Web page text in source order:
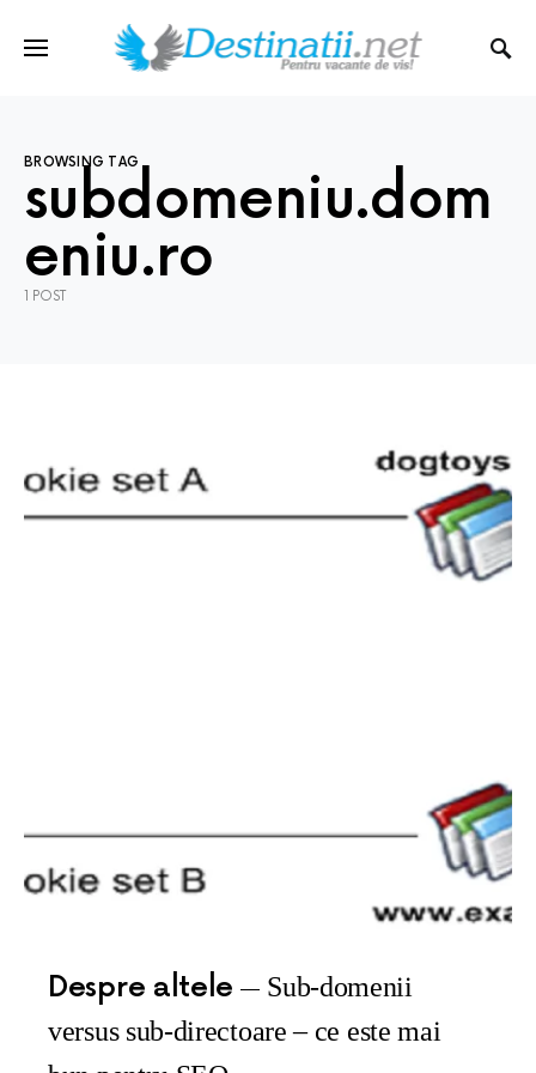
BROWSING TAG
subdomeniu.dom
eniu.ro
1 POST
Despre altele
Sub-domenii
versus sub-directoare – ce este mai